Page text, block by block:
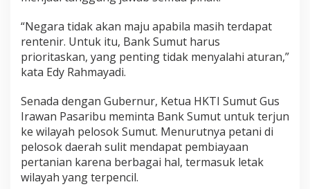
m
t
T
i
d
k
T
e
r
j
e
r
a
“Negara tidak akan maju apabila masih terdapat
rentenir. Untuk itu, Bank Sumut harus
prioritaskan, yang penting tidak menyalahi aturan,”
kata Edy Rahmayadi.
Senada dengan Gubernur, Ketua HKTI Sumut Gus
Irawan Pasaribu meminta Bank Sumut untuk terjun
ke wilayah pelosok Sumut. Menurutnya petani di
pelosok daerah sulit mendapat pembiayaan
pertanian karena berbagai hal, termasuk letak
wilayah yang terpencil.